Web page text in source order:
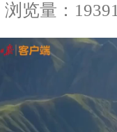
量：19391